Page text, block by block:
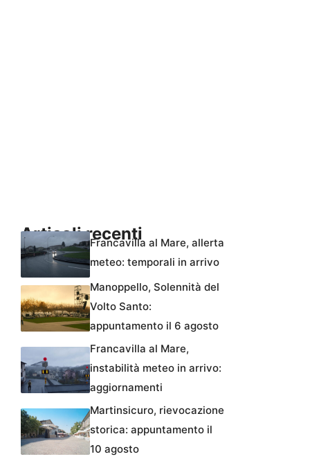
Articoli recentiFrancavilla al Mare, allerta
meteo: temporali in arrivo
Manoppello, Solennità del
Volto Santo:
appuntamento il 6 agosto
Francavilla al Mare,
instabilità meteo in arrivo:
aggiornamenti
Martinsicuro, rievocazione
storica: appuntamento il
10 agosto